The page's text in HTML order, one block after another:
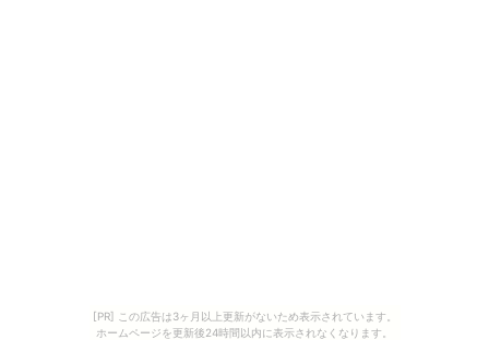
[PR] この広告は3ヶ月以上更新がないため表示されています。
ホームページを更新後24時間以内に表示されなくなります。